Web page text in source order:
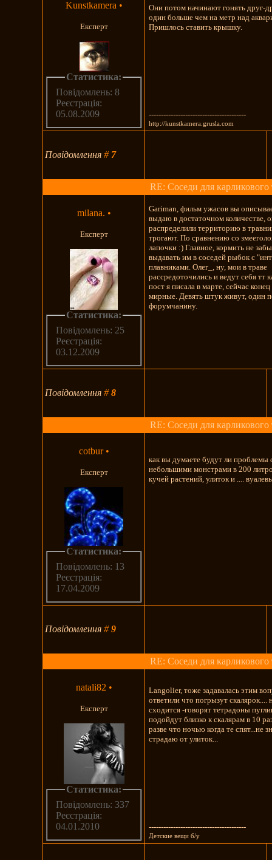
Kunstkamera •
Експерт
Статистика:
Повідомлень: 8
Реєстрація:
05.08.2009
Они потом начинают гонять друг-
один больше чем на метр над
Пришлось ставить крышку.
----------------------------------------
http://kunstkamera.grusla.com
Повідомлення# 7
RE: Соседи для карликового
milana. •
Експерт
Статистика:
Повідомлень: 25
Реєстрація:
03.12.2009
Gariman, фильм ужасов вы
выдаю в достаточном количестве,
распределили территорию в
трогают. По сравнению со
лапочки :) Главное, кормить не
выдавать им в соседей рыбок с
плавниками. Олег_, ну, мои в траве
рассредоточились и ведут себя тт
пост я писала в марте, сейчас
мирные. Девять штук живут, один
форумчанину.
Повідомлення#8
RE: Соседи для карликового
cotbur •
Експерт
Статистика:
Повідомлень: 13
Реєстрація:
17.04.2009
как вы думаете будут ли проблемы
небольшими монстрами в 200
кучей растений, улиток и ....
Повідомлення#9
RE: Соседи для карликового
natali82 •
Експерт
Статистика:
Повідомлень: 337
Реєстрація:
04.01.2010
Langolier, тоже задавалась этим
ответили что погрызут скалярок....
сходится -говорят тетрадоны
подойдут близко к скалярам в 10
разве что ночью когда те спят...не
страдаю от улиток...
----------------------------------------
Детские вещи б/у